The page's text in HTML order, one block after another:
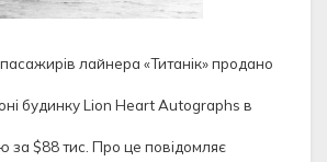
лайнера «Титанік» продано
будинку Lion Heart Autographs в
за $88 тис. Про це повідомляє